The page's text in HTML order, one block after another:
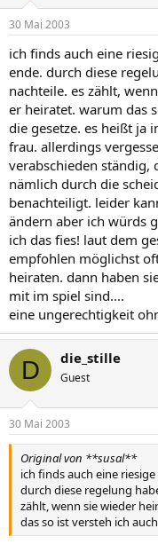
30 Mai 2003
ich finds auch eine
ende. durch diese
nachteile. es zählt,
er heiratet. warum das
die gesetze. es heißt ja
frau. allerdings
verabschieden ständig,
nämlich durch die
benachteiligt. leider
ändern aber ich würds
ich das fies! laut dem
empfohlen möglichst
heiraten. dann haben
mit im spiel sind....
eine ungerechtigkeit
D die_stille
Guest
30 Mai 2003
Original von **susal**
ich finds auch eine
durch diese regelung
zählt, wenn sie wieder
das so ist versteh ich